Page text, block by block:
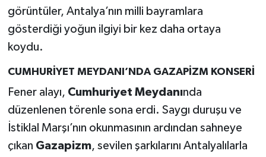
görüntüler, Antalya’nın milli bayramlara
gösterdiği yoğun ilgiyi bir kez daha ortaya
koydu.
CUMHURİYET MEYDANI’NDA GAZAPİZM KONSERİ
Fener alayı, Cumhuriyet Meydanında
düzenlenen törenle sona erdi. Saygı duruşu ve
İstiklal Marşı’nın okunmasının ardından sahneye
çıkan Gazapizm, sevilen şarkılarını Antalyalılarla